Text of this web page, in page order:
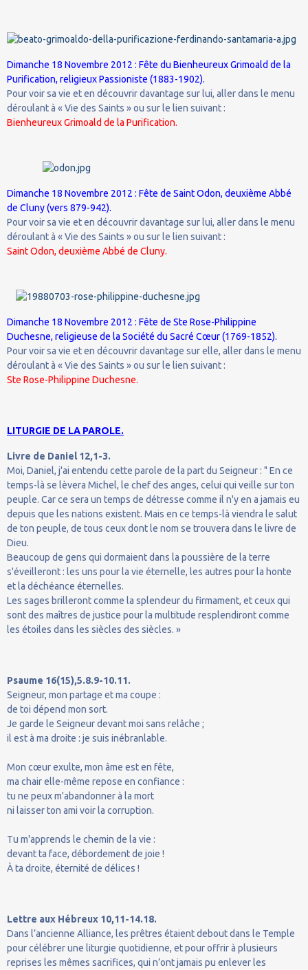
Dimanche 18 Novembre 2012 : Fête du Bienheureux Grimoald de la
Purification, religieux Passioniste (1883-1902).
Pour voir sa vie et en découvrir davantage sur lui, aller dans le menu
déroulant à « Vie des Saints » ou sur le lien suivant :
Bienheureux Grimoald de la Purification.
Dimanche 18 Novembre 2012 : Fête de Saint Odon, deuxième Abbé
de Cluny (vers 879-942).
Pour voir sa vie et en découvrir davantage sur lui, aller dans le menu
déroulant à « Vie des Saints » ou sur le lien suivant :
Saint Odon, deuxième Abbé de Cluny.
Dimanche 18 Novembre 2012 : Fête de Ste Rose-Philippine
Duchesne, religieuse de la Société du Sacré Cœur (1769-1852).
Pour voir sa vie et en découvrir davantage sur elle, aller dans le menu
déroulant à « Vie des Saints » ou sur le lien suivant :
Ste Rose-Philippine Duchesne.
LITURGIE DE LA PAROLE.
Livre de Daniel 12,1-3.
Moi, Daniel, j'ai entendu cette parole de la part du Seigneur : " En ce
temps-là se lèvera Michel, le chef des anges, celui qui veille sur ton
peuple. Car ce sera un temps de détresse comme il n'y en a jamais eu
depuis que les nations existent. Mais en ce temps-là viendra le salut
de ton peuple, de tous ceux dont le nom se trouvera dans le livre de
Dieu.
Beaucoup de gens qui dormaient dans la poussière de la terre
s'éveilleront : les uns pour la vie éternelle, les autres pour la honte
et la déchéance éternelles.
Les sages brilleront comme la splendeur du firmament, et ceux qui
sont des maîtres de justice pour la multitude resplendiront comme
les étoiles dans les siècles des siècles. »
Psaume 16(15),5.8.9-10.11.
Seigneur, mon partage et ma coupe :
de toi dépend mon sort.
Je garde le Seigneur devant moi sans relâche ;
il est à ma droite : je suis inébranlable.
Mon cœur exulte, mon âme est en fête,
ma chair elle-même repose en confiance :
tu ne peux m'abandonner à la mort
ni laisser ton ami voir la corruption.
Tu m'apprends le chemin de la vie :
devant ta face, débordement de joie !
À ta droite, éternité de délices !
Lettre aux Hébreux 10,11-14.18.
Dans l’ancienne Alliance, les prêtres étaient debout dans le Temple
pour célébrer une liturgie quotidienne, et pour offrir à plusieurs
reprises les mêmes sacrifices, qui n’ont jamais pu enlever les